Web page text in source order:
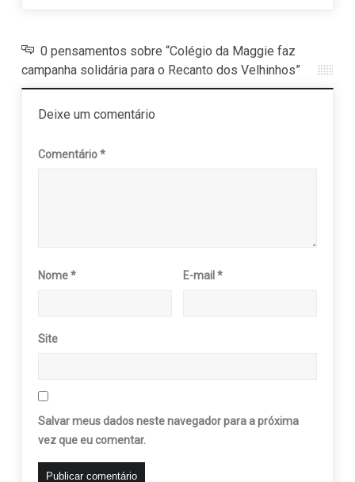
0 pensamentos sobre “Colégio da Maggie faz
campanha solidária para o Recanto dos Velhinhos”
Deixe um comentário
Comentário*
Nome* E-mail*
Site
Salvar meus dados neste navegador para a próxima
vez que eu comentar.